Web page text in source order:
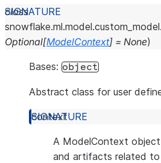
class
snowflake.ml.model.custom_model.
Optional[ModelContext] = None)
Bases: object
Abstract class for user
context
A ModelContext
and artifacts related to